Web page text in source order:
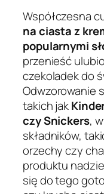
Współczesna
na ciasta z
popularnymi
przenieść
czekoladek do
Odwzorowanie
takich jak
czy Snickers,
składników,
orzechy czy
produktu
się do tego